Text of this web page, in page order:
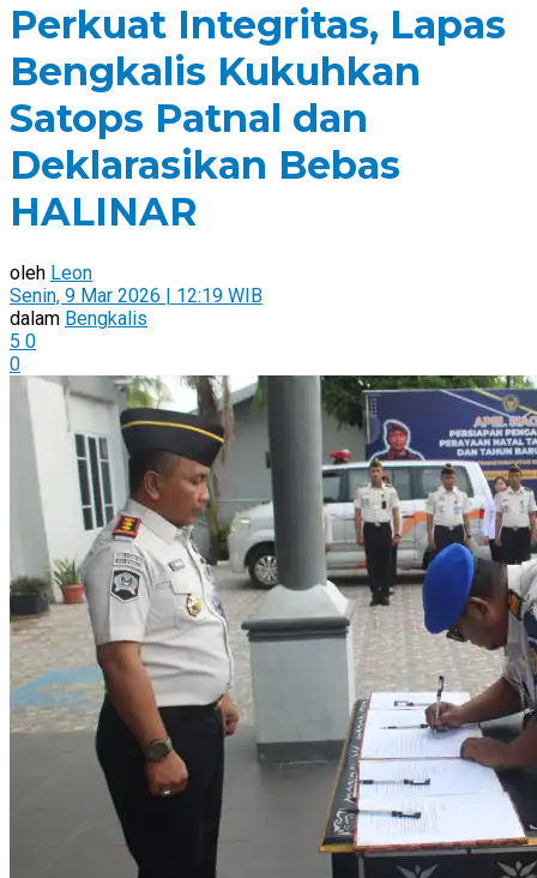
Perkuat Integritas, Lapas
Bengkalis Kukuhkan
Satops Patnal dan
Deklarasikan Bebas
HALINAR
oleh Leon
Senin, 9 Mar 2026 | 12:19 WIB
dalam Bengkalis
5 0
0